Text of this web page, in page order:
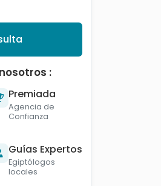
:
Premiada
Agencia de
Confianza
Guías Expertos
Egiptólogos
locales